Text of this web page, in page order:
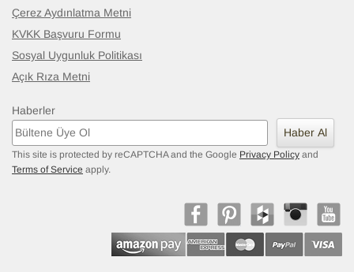
Çerez Aydınlatma Metni
KVKK Başvuru Formu
Sosyal Uygunluk Politikası
Açık Rıza Metni
Haberler
Haber Al
This site is protected by reCAPTCHA and the Google Privacy Policy and
Terms of Service apply.